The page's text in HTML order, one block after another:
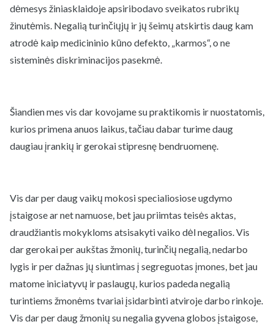
dėmesys žiniasklaidoje apsiribodavo sveikatos rubrikų
žinutėmis. Negalią turinčiųjų ir jų šeimų atskirtis daug kam
atrodė kaip medicininio kūno defekto, „karmos“, o ne
sisteminės diskriminacijos pasekmė.
Šiandien mes vis dar kovojame su praktikomis ir nuostatomis,
kurios primena anuos laikus, tačiau dabar turime daug
daugiau įrankių ir gerokai stipresnę bendruomenę.
Vis dar per daug vaikų mokosi specialiosiose ugdymo
įstaigose ar net namuose, bet jau priimtas teisės aktas,
draudžiantis mokykloms atsisakyti vaiko dėl negalios. Vis
dar gerokai per aukštas žmonių, turinčių negalią, nedarbo
lygis ir per dažnas jų siuntimas į segreguotas įmones, bet jau
matome iniciatyvų ir paslaugų, kurios padeda negalią
turintiems žmonėms tvariai įsidarbinti atviroje darbo rinkoje.
Vis dar per daug žmonių su negalia gyvena globos įstaigose,